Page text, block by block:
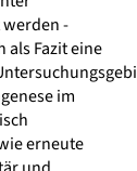
-
als Fazit eine
im
erneute